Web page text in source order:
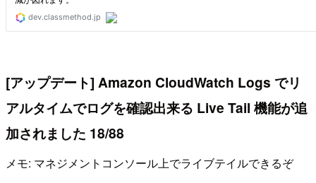
[アップデート] Amazon CloudWatch Logs でリ
アルタイムでログを確認出来る Live Tail 機能が追
加されました 18/88
メモ: マネジメントコンソール上でライブテイルできるぞ